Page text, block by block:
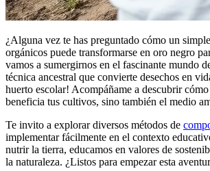
¿Alguna vez te has preguntado cómo un
orgánicos puede transformarse en oro negro
vamos a sumergirnos en el fascinante mundo
técnica ancestral que convierte desechos en
huerto escolar! Acompáñame a descubrir
beneficia tus cultivos, sino también el medio
Te invito a explorar diversos métodos de
implementar fácilmente en el contexto
nutrir la tierra, educamos en valores de
la naturaleza. ¿Listos para empezar esta